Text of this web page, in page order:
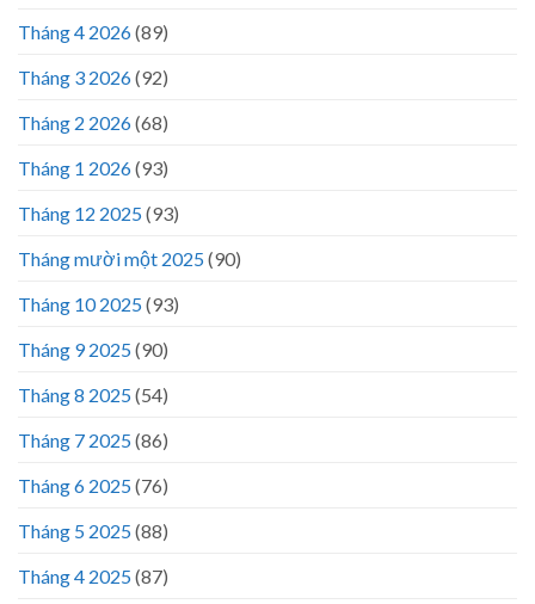
Tháng 4 2026(89)
Tháng 3 2026(92)
Tháng 2 2026(68)
Tháng 1 2026(93)
Tháng 12 2025(93)
Tháng mười một 2025(90)
Tháng 10 2025(93)
Tháng 9 2025(90)
Tháng 8 2025(54)
Tháng 7 2025(86)
Tháng 6 2025(76)
Tháng 5 2025(88)
Tháng 4 2025(87)